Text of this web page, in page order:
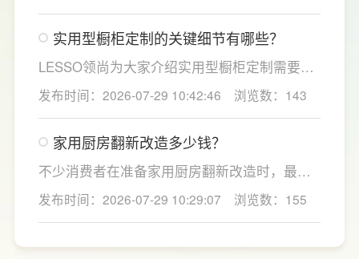
合常住人口多、用水需求大的家庭，比如三口
及以上之家，或是经常泡茶、冲奶、清洗果
蔬，需要持续大量净水的用户。小户型、单人
居住、日常用水量少的家庭，无需盲目追求超
大通量，避免功能过剩造成浪费。
实用型橱柜定制的关键细节有哪些？
LESSO领尚为大家介绍实用型橱柜定制需要关
注的几个关键细节：实用型橱柜定制应结合厨
房面积和家庭烹饪习惯进行规划，合理划分
洗、切、炒动线，提升下厨效率；同时充分利
用吊柜、地柜、高柜等收纳空间，并配置抽屉
分区、拉篮、转角收纳等功能设计，提高空间
利用率。
发布时间：2026-07-29 10:42:46 浏览数：143
家用厨房翻新改造多少钱？
不少消费者在准备家用厨房翻新改造时，最关
心的问题莫过于“家用厨房翻新改造多少钱”，接
下来LESSO领尚为大家解答一下。事实上，厨
房改造费用并没有统一标准，通常会受到改造
范围、空间面积、材料品质、功能配置以及是
发布时间：2026-07-29 10:29:07 浏览数：155